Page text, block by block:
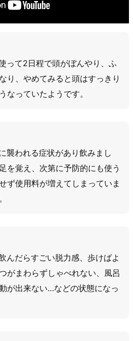
って2日程で頭がぼんやり、ふ
り、やめてみると頭はすっきり
なっていたようです。
襲われる症状があり飲みまし
を覚え、次第に予防的にも使う
ず使用料が増えてしまっていま
んだらすごい脱力感、歩けばよ
がまわらずしゃべれない、風呂
が出来ない…などの状態になっ